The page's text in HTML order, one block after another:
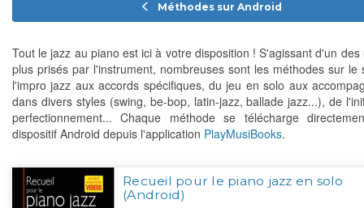
Méthodes sur Android
Tout le jazz au piano est ici à votre disposition ! S'agissant d'un des
plus prisés par l'instrument, nombreuses sont les méthodes sur le
l'impro jazz aux accords spécifiques, du jeu en solo aux
dans divers styles (swing, be-bop, latin-jazz, ballade jazz...), de
perfectionnement... Chaque méthode se télécharge
dispositif Android depuis l'application PlayMusiBooks.
Recueil pour le piano jazz en solo
(Android)